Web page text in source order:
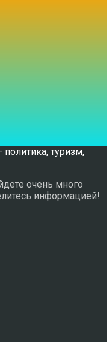
очень много
информацией!